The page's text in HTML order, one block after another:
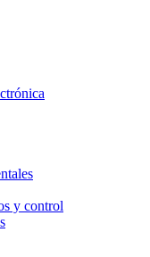
y control